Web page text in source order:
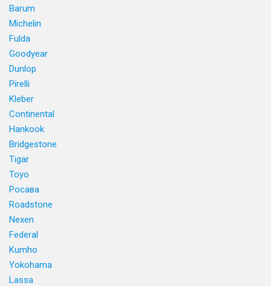
Barum
Michelin
Fulda
Goodyear
Dunlop
Pirelli
Kleber
Continental
Hankook
Bridgestone
Tigar
Toyo
Росава
Roadstone
Nexen
Federal
Kumho
Yokohama
Lassa